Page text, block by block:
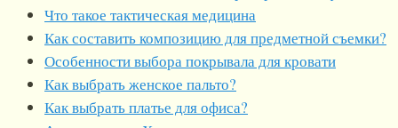
Что такое тактическая медицина
Как составить композицию для предметной съемки?
Особенности выбора покрывала для кровати
Как выбрать женское пальто?
Как выбрать платье для офиса?